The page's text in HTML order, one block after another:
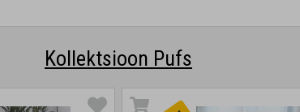
Kollektsioon Pufs